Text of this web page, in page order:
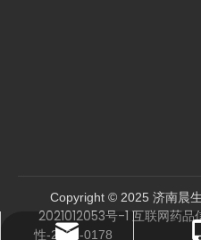
0531-
Copyright © 2025 济南晨
2021012053号-1 互联网药品
性-